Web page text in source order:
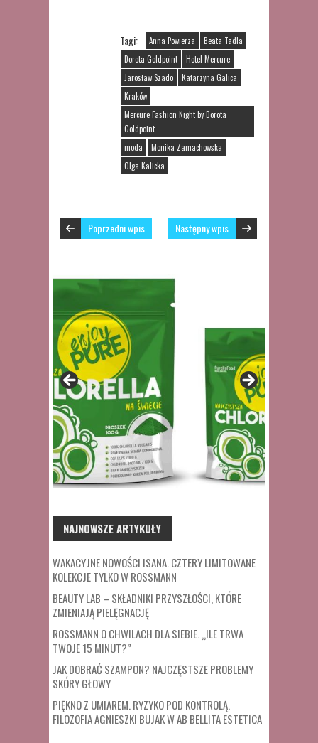
Tagi: Anna Powierza
Beata Tadla
Dorota Goldpoint
Hotel Mercure
Jarosław Szado
Katarzyna Galica
Kraków
Mercure Fashion Night by Dorota
Goldpoint
moda
Monika Zamachowska
Olga Kalicka
Poprzedni wpis Następny wpis
NAJNOWSZE ARTYKUŁY
WAKACYJNE NOWOŚCI ISANA. CZTERY LIMITOWANE
KOLEKCJE TYLKO W ROSSMANN
BEAUTY LAB – SKŁADNIKI PRZYSZŁOŚCI, KTÓRE
ZMIENIAJĄ PIELĘGNACJĘ
ROSSMANN O CHWILACH DLA SIEBIE. „ILE TRWA
TWOJE 15 MINUT?”
JAK DOBRAĆ SZAMPON? NAJCZĘSTSZE PROBLEMY
SKÓRY GŁOWY
PIĘKNO Z UMIAREM. RYZYKO POD KONTROLĄ.
FILOZOFIA AGNIESZKI BUJAK W AB BELLITA ESTETICA